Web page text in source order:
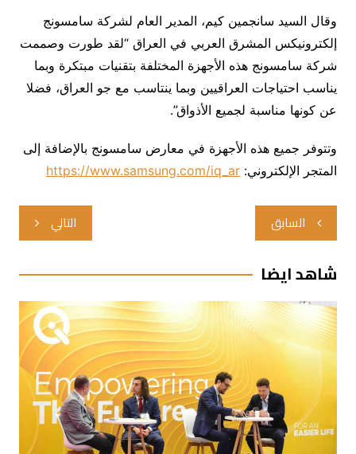
وقال السيد سانجمين كيم، المدير العام لشركة سامسونج
إلكترونيكس المشرق العربي في العراق “لقد طورت وصممت
شركة سامسونج هذه الأجهزة المختلفة بتقنيات مبتكرة وبما
يناسب احتياجات العراقيين وبما ينتاسب مع جو العراق، فضلا
عن كونها مناسبة لجميع الأذواق”.
وتتوفر جميع هذه الأجهزة في معارض سامسونج بالإضافة إلى
المتجر الإلكتروني: https://www.samsung.com/iq_ar
تصفّح
المقالات
السابق التالي
شاهد ايضا